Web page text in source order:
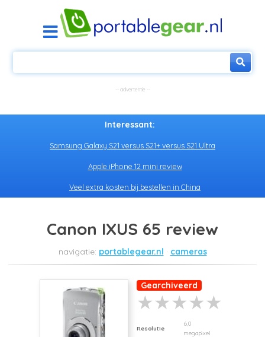
Interessant:
Samsung Galaxy S21 versus S21+ versus S21 Ultra
Apple iPhone 12 mini review
Veel extra kosten bij bestellen in China
Canon IXUS 65 review
portablegear.nl cameras
Gearchiveerd
Resolutie
6,0
megapixel